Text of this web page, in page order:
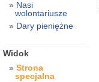
Nasi
wolontariusze
Dary pieniężne
Widok
Strona
specjalna